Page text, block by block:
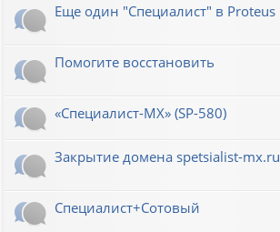
Еще один "Специалист" в Proteus
Помогите восстановить
«Специалист-МХ» (SP-580)
Закрытие домена spetsialist-mx.ru
Специалист+Сотовый